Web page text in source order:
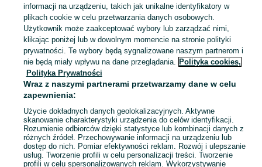
Szeroki wybór kolczyków Pomorskie ▶️ srebrne, złote, wiszące, sztyftowe ✅ Nowe i używane w dobrych cenach ☝ Sprawdź ogłoszenia online na OLX.pl!
Mapa kategorii
Mapa miejscowości
Mapa ministron
Popularne wyszukiwania
informacji na urządzeniu, takich jak unikalne identyfikatory w
plikach cookie w celu przetwarzania danych osobowych.
Użytkownik może zaakceptować wybory lub zarządzać nimi,
klikając poniżej lub w dowolnym momencie na stronie polityki
prywatności. Te wybory będą sygnalizowane naszym partnerom i
nie będą miały wpływu na dane przeglądania. Polityka cookies,
Polityka Prywatności
Wraz z naszymi partnerami przetwarzamy dane w celu
zapewnienia:
Użycie dokładnych danych geolokalizacyjnych. Aktywne
skanowanie charakterystyki urządzenia do celów identyfikacji.
Rozumienie odbiorców dzięki statystyce lub kombinacji danych z
różnych źródeł. Przechowywanie informacji na urządzeniu lub
dostęp do nich. Pomiar efektywności reklam. Rozwój i ulepszanie
usług. Tworzenie profili w celu personalizacji treści. Tworzenie
profili w celu spersonalizowanych reklam. Wykorzystywanie